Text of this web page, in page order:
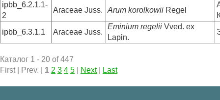
ipbb_6.2.1.1-
2
Araceae Juss. Arum korolkowii Regel
ipbb_6.3.1.1
Araceae Juss.
Eminium regelii Vved. ex
Lapin.
Каталог 1 - 20 of 447
First | Prev. | 1 2 3 4 5 Next| Last